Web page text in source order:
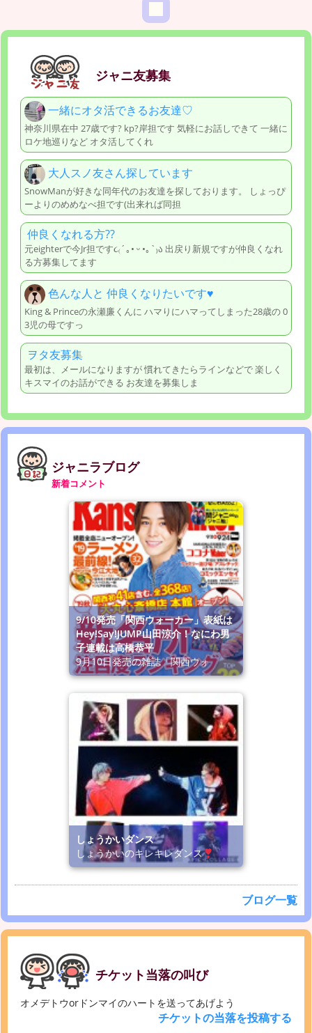
ジャニ友募集
一緒にオタ活できるお友達♡
神奈川県在中 27歳です? kp?岸担です 気軽にお話しできて 一緒に
ロケ地巡りなど オタ活してくれ
大人スノ友さん探しています
SnowManが好きな同年代のお友達を探しております。 しょっぴ
ーよりのめめなべ担です(出来れば同担
仲良くなれる方??
元eighterで今Jr担です૮₍´｡• ᵕ •｡`₎ა 出戻り新規ですが仲良くなれ
る方募集してます
色んな人と 仲良くなりたいです♥️
King & Princeの永瀬廉くんに ハマりにハマってしまった28歳の 0
3児の母ですっ
ヲタ友募集
最初は、メールになりますが 慣れてきたらラインなどで 楽しく
キスマイのお話ができる お友達を募集しま
ジャニラブログ
新着コメント
9/10発売「関西ウォーカー」表紙は
Hey!Say!JUMP山田涼介！なにわ男
子連載は高橋恭平
9月10日発売の雑誌「関西ウォ
しょうかいダンス
しょうかいのキレキレダンス
ブログ一覧
チケット当落の叫び
オメデトウorドンマイのハートを送ってあげよう
チケットの当落を投稿する